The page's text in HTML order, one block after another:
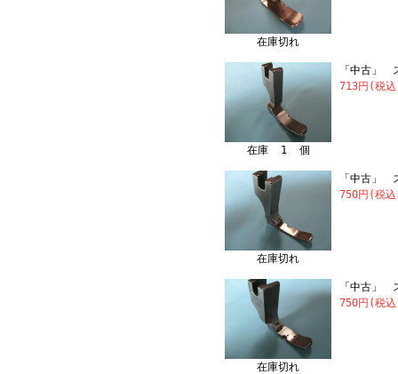
在庫切れ
在庫 1 個
「中古」
713円(税
在庫切れ
「中古」
750円(税
在庫切れ
「中古」
750円(税